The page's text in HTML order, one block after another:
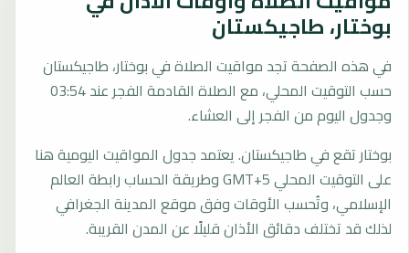
بوختار، طاجيكستان
في هذه الصفحة تجد مواقيت الصلاة في بوختار، طاجيكستان
حسب التوقيت المحلي، مع الصلاة القادمة الفجر عند 03:54
وجدول اليوم من الفجر إلى العشاء.
بوختار تقع في طاجيكستان. يعتمد جدول المواقيت اليومية هنا
على التوقيت المحلي GMT+5 وطريقة الحساب رابطة العالم
الإسلامي، وتُحسب الأوقات وفق موقع المدينة الجغرافي
لذلك قد تختلف دقائق الأذان قليلًا عن المدن القريبة.